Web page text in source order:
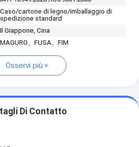
Caso/cartone di legno/imballaggio di
spedizione standard
Il Giappone, Cina
MAGURO、FUSA、FIM
Osservi più
Di Contatto